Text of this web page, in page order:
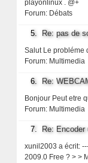
playonlinux . @+
Forum: Débats
5. Re: pas de
Salut Le probléme
Forum: Multimedia
6. Re:
Bonjour Peut etre
Forum: Multimedia
7. Re:
xunil2003 a écrit:
2009.0 Free ? > >